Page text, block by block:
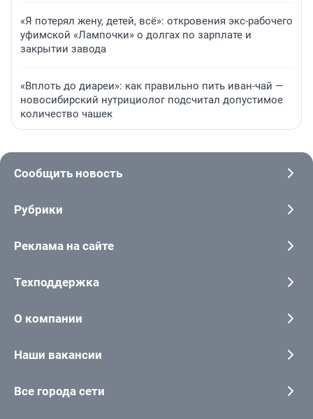
«Я потерял жену, детей, всё»: откровения экс-рабочего
уфимской «Лампочки» о долгах по зарплате и
закрытии завода
«Вплоть до диареи»: как правильно пить иван-чай —
новосибирский нутрициолог подсчитал допустимое
количество чашек
Сообщить новость
Рубрики
Реклама на сайте
Техподдержка
О компании
Наши вакансии
Все города сети